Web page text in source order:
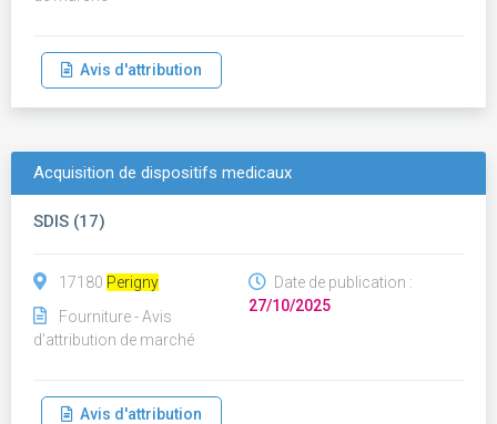
Avis d'attribution
Acquisition de dispositifs medicaux
SDIS (17)
17180 Perigny
Fourniture - Avis
d'attribution de marché
Date de publication :
27/10/2025
Avis d'attribution